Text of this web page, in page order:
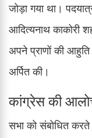
जोड़ा गया था।
आदित्यनाथ काकोरी
अपने प्राणों की आहुति
अर्पित की।
कांग्रेस की
सभा को संबोधित करते